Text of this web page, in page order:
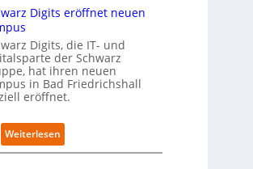
t
n
s
a
u
e
r
i
Digits eröffnet neuen
Digits, die IT- und
der Schwarz
hat ihren neuen
in Bad Friedrichshall
eröffnet.
Weiterlesen:
S